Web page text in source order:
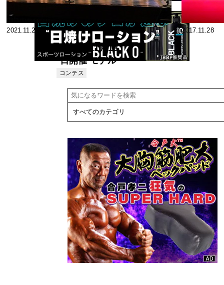
2021.11.21
2021年11月13
日開催 モデル
ジャパン2021
ス・モデル部
門》
コンテス
2017.11.28